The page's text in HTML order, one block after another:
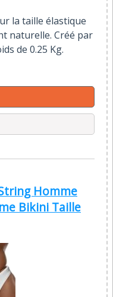
la taille élastique
naturelle. Créé par
de 0.25 Kg.
Homme
Bikini Taille